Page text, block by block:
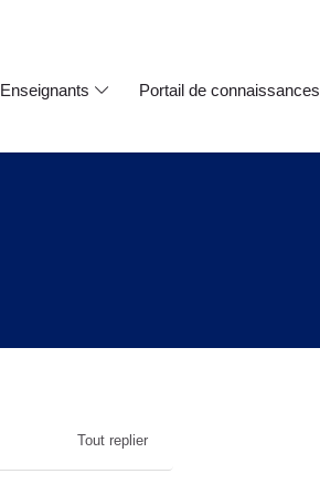
Enseignants Portail de connaissances
Tout replier